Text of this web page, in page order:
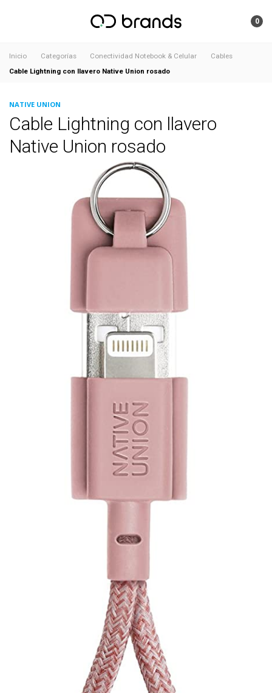
0
Inicio Categorías Conectividad Notebook & Celular
Cables
Cable Lightning con llavero Native Union rosado
NATIVE UNION
Cable Lightning con llavero
Native Union rosado